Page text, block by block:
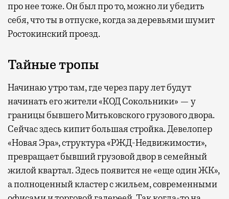
про нее тоже. Он был про то, можно ли убедить
себя, что ты в отпуске, когда за деревьями шумит
Ростокинский проезд.
Тайные тропы
Начинаю утро там, где через пару лет будут
начинать его жители «КОД Сокольники» — у
границы бывшего Митьковского грузового двора.
Сейчас здесь кипит большая стройка. Девелопер
«Новая Эра», структура «РЖД-Недвижимости»,
превращает бывший грузовой двор в семейный
жилой квартал. Здесь появится не «еще один ЖК»,
а полноценный кластер с жильем, современными